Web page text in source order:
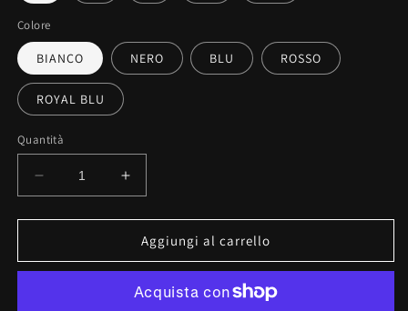
Colore
BIANCO NERO BLU ROSSO
ROYAL BLU
Quantità
Diminuisci
quantità
per
unisex
Aumenta
quantità
per
Maglietta
unisex
cotone
Aggiungi al carrello